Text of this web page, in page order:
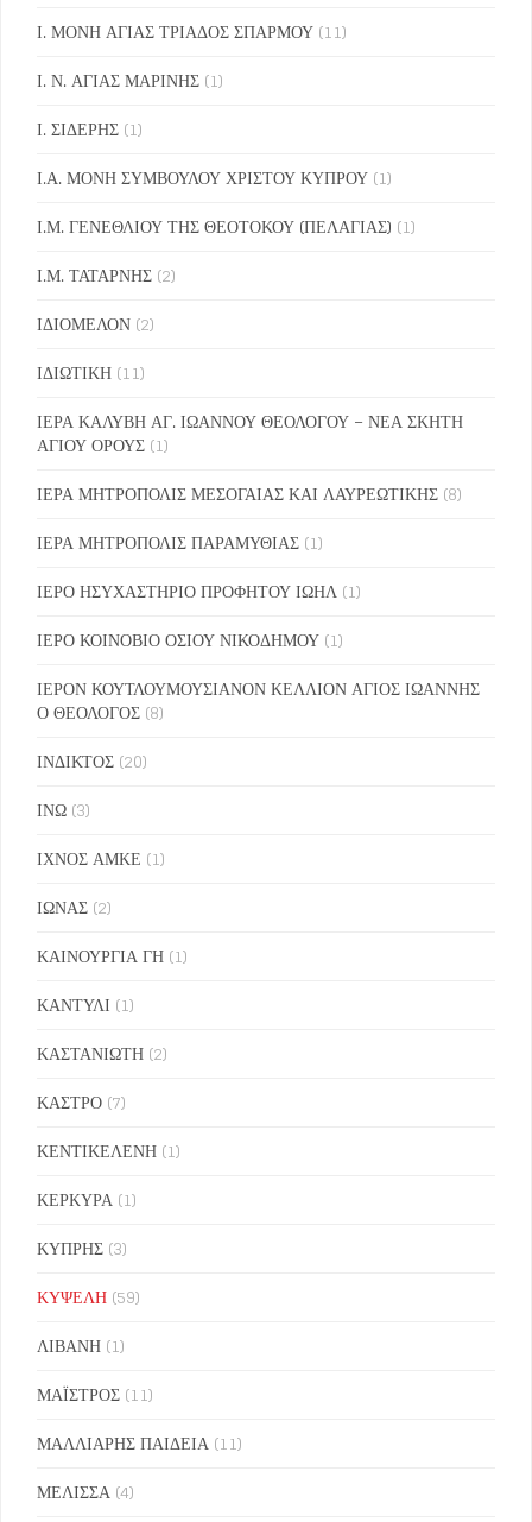
Ι. ΜΟΝΗ ΑΓΙΑΣ ΤΡΙΑΔΟΣ ΣΠΑΡΜΟΥ (11)
Ι. Ν. ΑΓΙΑΣ ΜΑΡΙΝΗΣ (1)
Ι. ΣΙΔΕΡΗΣ (1)
Ι.Α. ΜΟΝΗ ΣΥΜΒΟΥΛΟΥ ΧΡΙΣΤΟΥ ΚΥΠΡΟΥ (1)
Ι.Μ. ΓΕΝΕΘΛΙΟΥ ΤΗΣ ΘΕΟΤΟΚΟΥ (ΠΕΛΑΓΙΑΣ) (1)
Ι.Μ. ΤΑΤΑΡΝΗΣ (2)
ΙΔΙΟΜΕΛΟΝ (2)
ΙΔΙΩΤΙΚΗ (11)
ΙΕΡΑ ΚΑΛΥΒΗ ΑΓ. ΙΩΑΝΝΟΥ ΘΕΟΛΟΓΟΥ – ΝΕΑ ΣΚΗΤΗ
ΑΓΙΟΥ ΟΡΟΥΣ (1)
ΙΕΡΑ ΜΗΤΡΟΠΟΛΙΣ ΜΕΣΟΓΑΙΑΣ ΚΑΙ ΛΑΥΡΕΩΤΙΚΗΣ (8)
ΙΕΡΑ ΜΗΤΡΟΠΟΛΙΣ ΠΑΡΑΜΥΘΙΑΣ (1)
ΙΕΡΟ ΗΣΥΧΑΣΤΗΡΙΟ ΠΡΟΦΗΤΟΥ ΙΩΗΛ (1)
ΙΕΡΟ ΚΟΙΝΟΒΙΟ ΟΣΙΟΥ ΝΙΚΟΔΗΜΟΥ (1)
ΙΕΡΟΝ ΚΟΥΤΛΟΥΜΟΥΣΙΑΝΟΝ ΚΕΛΛΙΟΝ ΑΓΙΟΣ ΙΩΑΝΝΗΣ
Ο ΘΕΟΛΟΓΟΣ (8)
ΙΝΔΙΚΤΟΣ (20)
ΙΝΩ (3)
ΙΧΝΟΣ ΑΜΚΕ (1)
ΙΩΝΑΣ (2)
ΚΑΙΝΟΥΡΓΙΑ ΓΗ (1)
ΚΑΝΤΥΛΙ (1)
ΚΑΣΤΑΝΙΩΤΗ (2)
ΚΑΣΤΡΟ (7)
ΚΕΝΤΙΚΕΛΕΝΗ (1)
ΚΕΡΚΥΡΑ (1)
ΚΥΠΡΗΣ (3)
ΚΥΨΕΛΗ (59)
ΛΙΒΑΝΗ (1)
ΜΑΪΣΤΡΟΣ (11)
ΜΑΛΛΙΑΡΗΣ ΠΑΙΔΕΙΑ (11)
ΜΕΛΙΣΣΑ (4)